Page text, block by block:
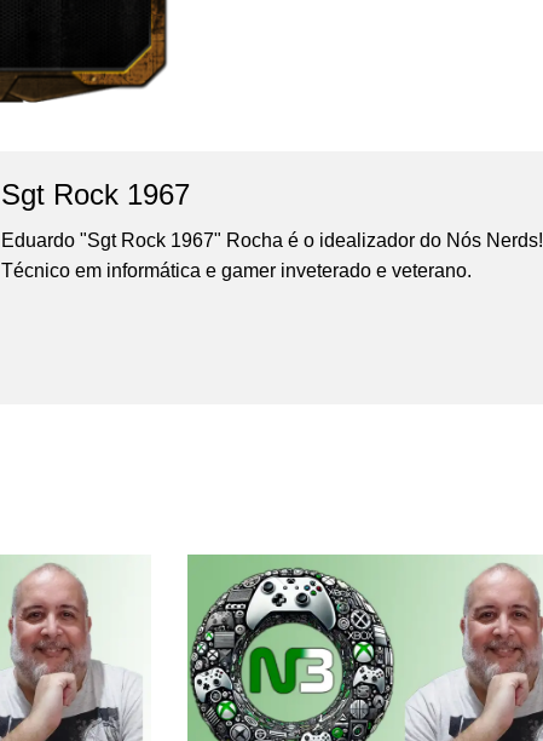
Sgt Rock 1967
Eduardo "Sgt Rock 1967" Rocha é o idealizador do Nós Nerds!
Técnico em informática e gamer inveterado e veterano.